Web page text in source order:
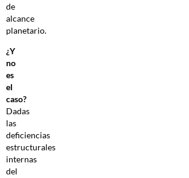
de
alcance
planetario.
¿Y
no
es
el
caso?
Dadas
las
deficiencias
estructurales
internas
del